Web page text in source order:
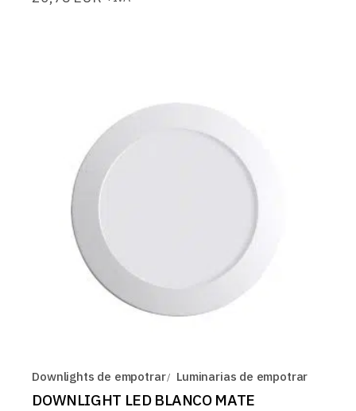
Downlights de empotrar Luminarias de empotrar
DOWNLIGHT LED BLANCO MATE